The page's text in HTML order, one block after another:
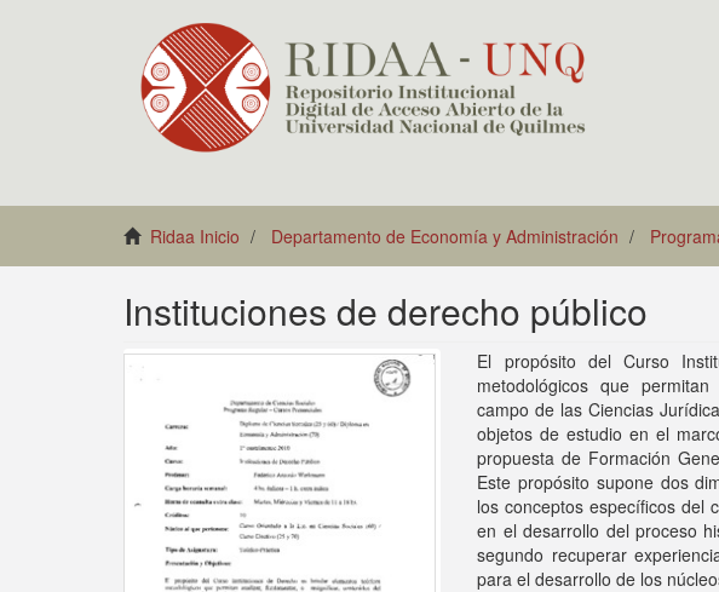
Ridaa Inicio Departamento de Economía y Administración
Instituciones de derecho público
El propósito del Curso
metodológicos que
campo de las Ciencias
objetos de estudio en el
propuesta de Formación
Este propósito supone dos
los conceptos específicos del
en el desarrollo del proceso
segundo recuperar
para el desarrollo de los